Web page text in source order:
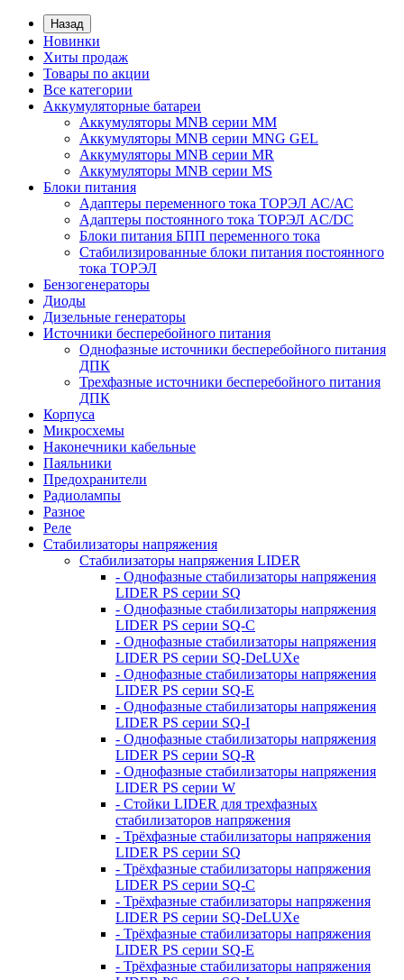
Назад
Новинки
Хиты продаж
Товары по акции
Все категории
Аккумуляторные батареи
Аккумуляторы MNB серии MM
Аккумуляторы MNB серии MNG GEL
Аккумуляторы MNB серии MR
Аккумуляторы MNB серии MS
Блоки питания
Адаптеры переменного тока ТОРЭЛ АС/АС
Адаптеры постоянного тока ТОРЭЛ AC/DC
Блоки питания БПП переменного тока
Стабилизированные блоки питания постоянного
тока ТОРЭЛ
Бензогенераторы
Диоды
Дизельные генераторы
Источники бесперебойного питания
Однофазные источники бесперебойного питания
ДПК
Трехфазные источники бесперебойного питания
ДПК
Корпуса
Микросхемы
Наконечники кабельные
Паяльники
Предохранители
Радиолампы
Разное
Реле
Стабилизаторы напряжения
Стабилизаторы напряжения LIDER
- Однофазные стабилизаторы напряжения
LIDER PS серии SQ
- Однофазные стабилизаторы напряжения
LIDER PS серии SQ-C
- Однофазные стабилизаторы напряжения
LIDER PS серии SQ-DeLUXe
- Однофазные стабилизаторы напряжения
LIDER PS серии SQ-E
- Однофазные стабилизаторы напряжения
LIDER PS серии SQ-I
- Однофазные стабилизаторы напряжения
LIDER PS серии SQ-R
- Однофазные стабилизаторы напряжения
LIDER PS серии W
- Стойки LIDER для трехфазных
стабилизаторов напряжения
- Трёхфазные стабилизаторы напряжения
LIDER PS серии SQ
- Трёхфазные стабилизаторы напряжения
LIDER PS серии SQ-C
- Трёхфазные стабилизаторы напряжения
LIDER PS серии SQ-DeLUXe
- Трёхфазные стабилизаторы напряжения
LIDER PS серии SQ-E
- Трёхфазные стабилизаторы напряжения